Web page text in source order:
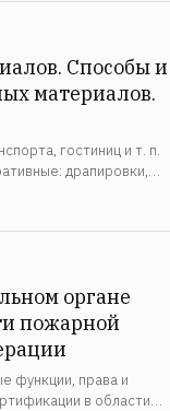
Способы и
материалов.
гостиниц и т. п.
драпировки,
обои,
органе
пожарной
функции, права и
в области